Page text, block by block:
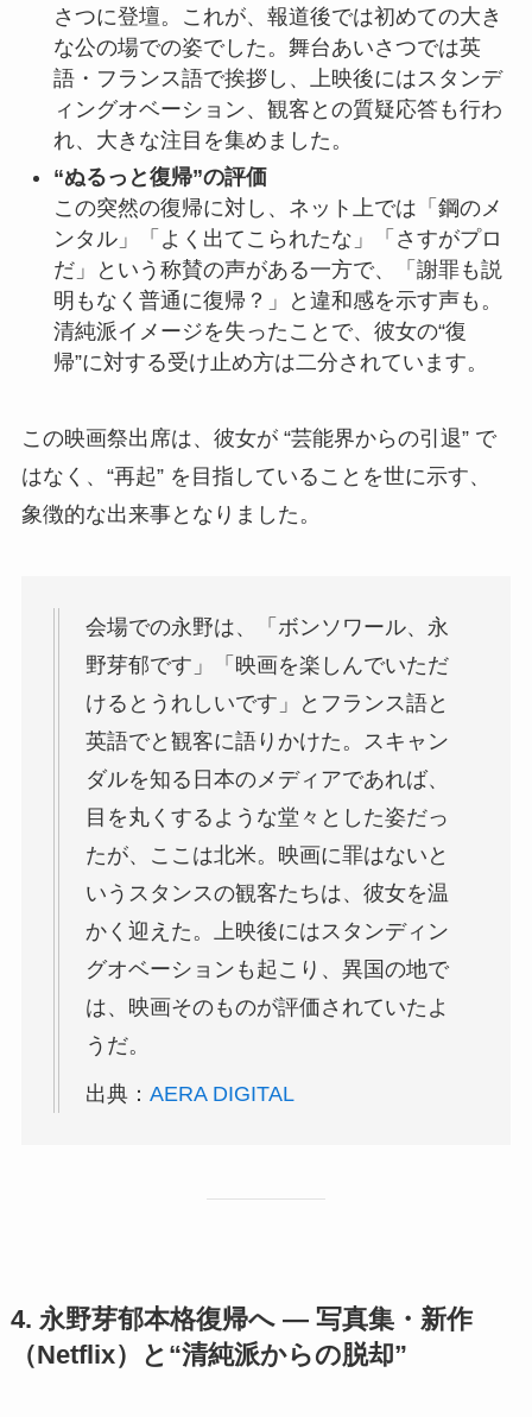
さつに登壇。これが、報道後では初めての大き
な公の場での姿でした。舞台あいさつでは英
語・フランス語で挨拶し、上映後にはスタンデ
ィングオベーション、観客との質疑応答も行わ
れ、大きな注目を集めました。
“ぬるっと復帰”の評価
この突然の復帰に対し、ネット上では「鋼のメ
ンタル」「よく出てこられたな」「さすがプロ
だ」という称賛の声がある一方で、「謝罪も説
明もなく普通に復帰？」と違和感を示す声も。
清純派イメージを失ったことで、彼女の“復
帰”に対する受け止め方は二分されています。
この映画祭出席は、彼女が “芸能界からの引退” で
はなく、“再起” を目指していることを世に示す、
象徴的な出来事となりました。
会場での永野は、「ボンソワール、永
野芽郁です」「映画を楽しんでいただ
けるとうれしいです」とフランス語と
英語でと観客に語りかけた。スキャン
ダルを知る日本のメディアであれば、
目を丸くするような堂々とした姿だっ
たが、ここは北米。映画に罪はないと
いうスタンスの観客たちは、彼女を温
かく迎えた。上映後にはスタンディン
グオベーションも起こり、異国の地で
は、映画そのものが評価されていたよ
うだ。
出典： AERA DIGITAL
4. 永野芽郁本格復帰へ ― 写真集・新作
（Netflix）と“清純派からの脱却”